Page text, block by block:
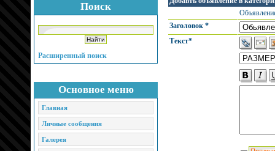
Поиск
Расширенный поиск
Основное меню
Главная
Личные сообщения
Галерея
Заголовок *
Текст*